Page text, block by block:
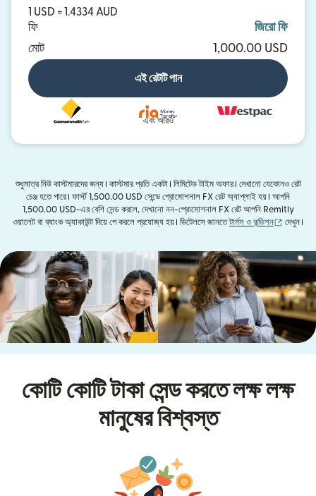
1 USD = 1.4334 AUD
ফি
জিরো ফি
মোট
1,000.00 USD
এই রেটটি পান
এবং আরও
শুধুমাত্র নিউ কাস্টমারদের জন্য। কাস্টমার প্রতি একটা। লিমিটেড টাইম অফার। দেখানো যেকোনও রেট
চেঞ্জ হতে পারে। ফার্স্ট 1,500.00 USD সেন্ডে প্রোমোশনাল FX রেট অ্যাপ্লাই হয়। আপনি
1,500.00 USD-এর বেশি সেন্ড করলে, দেখানো নন-প্রোমোশনাল FX রেট আপনি Remitly
ওয়ালেট বা ব্যাংক অ্যাকাউন্ট দিয়ে পে করলে প্রযোজ্য হয়। ডিটেলসে জানতেটার্মস ও কন্ডিশন (নতুন
দেখুন।
কোটি কোটি টাকা সেন্ড করতে লক্ষ লক্ষ
মানুষের বিশ্বস্ত